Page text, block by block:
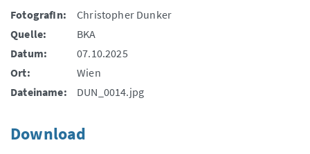
FotografIn:
Christopher Dunker
Quelle:
BKA
Datum:
07.10.2025
Ort:
Wien
Dateiname:
DUN_0014.jpg
Download